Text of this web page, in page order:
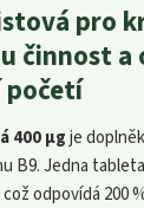
pro
činnost a
početí
400 µgje
B9. Jedna
odpovídá 200